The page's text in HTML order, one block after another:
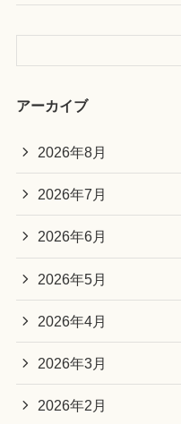
アーカイブ
2026年8月
2026年7月
2026年6月
2026年5月
2026年4月
2026年3月
2026年2月